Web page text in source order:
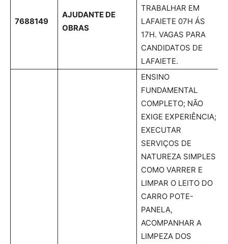
7688149
AJUDANTE DE
OBRAS
TRABALHAR EM
LAFAIETE 07H ÁS
17H. VAGAS PARA
CANDIDATOS DE
LAFAIETE.
ENSINO
FUNDAMENTAL
COMPLETO; NÃO
EXIGE EXPERIÊNCIA;
EXECUTAR
SERVIÇOS DE
NATUREZA SIMPLES
COMO VARRER E
LIMPAR O LEITO DO
CARRO POTE-
PANELA,
ACOMPANHAR A
LIMPEZA DOS